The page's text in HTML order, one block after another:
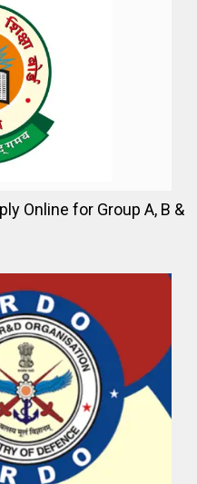
Online for Group A, B &